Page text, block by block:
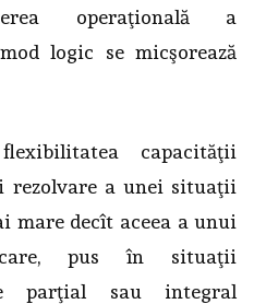
operaţională a
logic se micşorează
capacităţii
rezolvare a unei situaţii
mare decît aceea a unui
pus în situaţii
parţial sau integral